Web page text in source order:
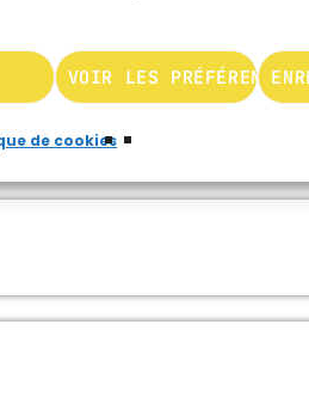
VOIR LES PRÉFÉRENCES
de cookies